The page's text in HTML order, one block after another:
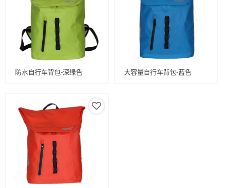
防水自行车背包-深绿色 大容量自行车背包-蓝色